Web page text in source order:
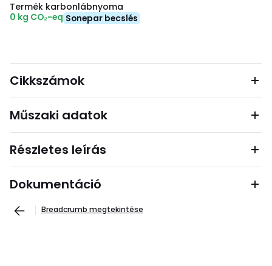
Termék karbonlábnyoma
0 kg CO₂-eq Sonepar becslés
Cikkszámok
Műszaki adatok
Részletes leírás
Dokumentáció
Breadcrumb megtekintése